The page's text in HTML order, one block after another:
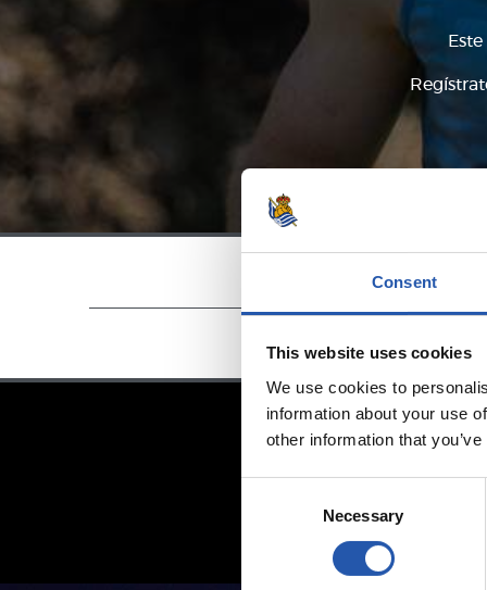
Consent
This website uses cookies
We use cookies to
information about your use
other information that
Necessary